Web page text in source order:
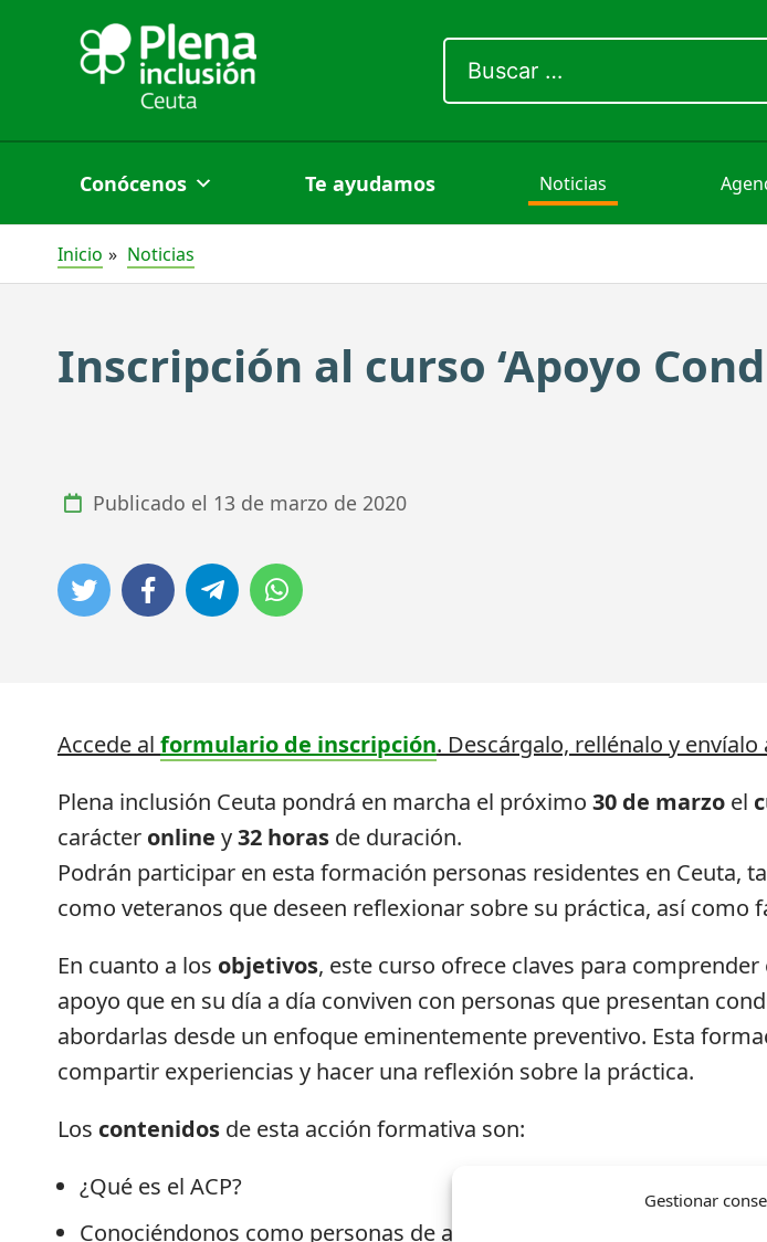
Gestionar
contenido
por:
Conócenos Te ayudamos Noticias
Inicio Noticias
Inscripción al curso ‘Apoyo
Publicado el 13 de marzo de 2020
Accede al formulario de inscripción. Descárgalo, rellénalo y
Plena inclusión Ceuta pondrá en marcha el próximo 30 de marzo el
carácter online y32 horas de duración.
Podrán participar en esta formación personas residentes en Ceuta,
como veteranos que deseen reflexionar sobre su práctica, así
En cuanto a los objetivos, este curso ofrece claves para
apoyo que en su día a día conviven con personas que presentan
abordarlas desde un enfoque eminentemente preventivo. Esta
compartir experiencias y hacer una reflexión sobre la práctica.
Los contenidos de esta acción formativa son:
¿Qué es el ACP?
Conociéndonos como personas de apoyo